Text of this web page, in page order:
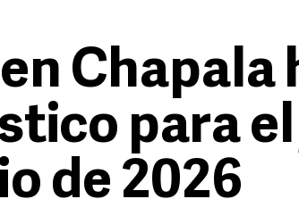
Chapala
para
de 2026